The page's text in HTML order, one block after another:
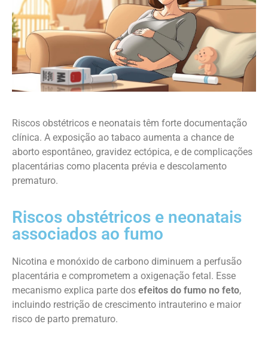
Riscos obstétricos e neonatais têm forte documentação
clínica. A exposição ao tabaco aumenta a chance de
aborto espontâneo, gravidez ectópica, e de complicações
placentárias como placenta prévia e descolamento
prematuro.
Riscos obstétricos e neonatais
associados ao fumo
Nicotina e monóxido de carbono diminuem a perfusão
placentária e comprometem a oxigenação fetal. Esse
mecanismo explica parte dos efeitos do fumo no feto,
incluindo restrição de crescimento intrauterino e maior
risco de parto prematuro.